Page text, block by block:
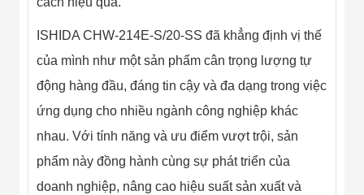
ISHIDA CHW-214E-S/20-SS đã khẳng định vị thế
của mình như một sản phẩm cân trọng lượng tự
động hàng đầu, đáng tin cậy và đa dạng trong việc
ứng dụng cho nhiều ngành công nghiệp khác
nhau. Với tính năng và ưu điểm vượt trội, sản
phẩm này đồng hành cùng sự phát triển của
doanh nghiệp, nâng cao hiệu suất sản xuất và